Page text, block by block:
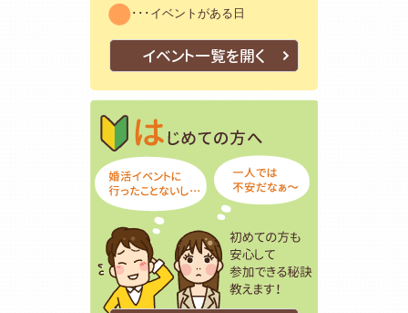
･･･イベントがある日
イベント一覧を開く
はじめての方